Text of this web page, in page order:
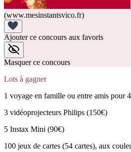
(www.mesinstantsvico.fr)
Ajouter ce concours aux favoris
Masquer ce concours
Lots à gagner
1 voyage en famille ou entre amis pour
3 vidéoprojecteurs Philips (150€)
5 Instax Mini (90€)
100 jeux de cartes (54 cartes), aux